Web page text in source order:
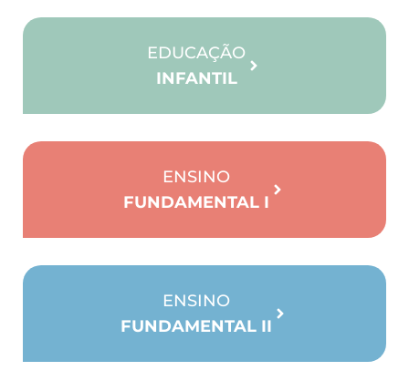
EDUCAÇÃO
INFANTIL
ENSINO
FUNDAMENTAL I
ENSINO
FUNDAMENTAL II